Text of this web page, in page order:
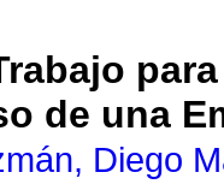
de una
Diego